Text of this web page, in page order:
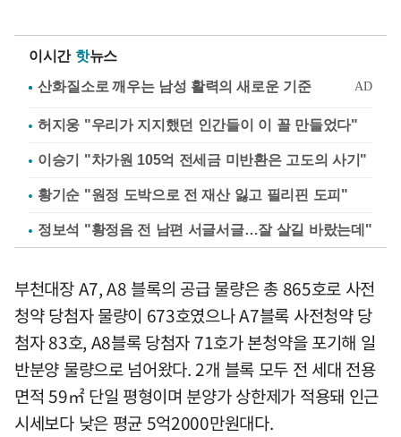
이시간 핫뉴스
허지웅 "우리가 지지했던 인간들이 이 꼴 만들었다"
이승기 "차가원 105억 전세금 미반환은 고도의 사기"
황기순 "원정 도박으로 전 재산 잃고 필리핀 도피"
정보석 "황정음 전 남편 서글서글…잘 살길 바랐는데"
부천대장 A7, A8 블록의 공급 물량은 총 865호로 사전
청약 당첨자 물량이 673호였으나 A7블록 사전청약 당
첨자 83호, A8블록 당첨자 71호가 본청약을 포기해 일
반분양 물량으로 넘어왔다. 2개 블록 모두 전 세대 전용
면적 59㎡ 단일 평형이며 분양가 상한제가 적용돼 인근
시세보다 낮은 평균 5억2000만원대다.